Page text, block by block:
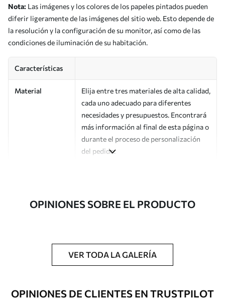
Nota: Las imágenes y los colores de los papeles pintados pueden
diferir ligeramente de las imágenes del sitio web. Esto depende de
la resolución y la configuración de su monitor, así como de las
condiciones de iluminación de su habitación.
Características
Material
Elija entre tres materiales de alta calidad,
cada uno adecuado para diferentes
necesidades y presupuestos. Encontrará
más información al final de esta página o
durante el proceso de personalización
del pedido.
artículo
Impreso bajo pedido y entregado en
rollos de hasta 50 cm de ancho.
Opciones
adicionales
Disponible con recubrimiento de barniz
y/o adhesivo para empapelar.
OPINIONES SOBRE EL PRODUCTO
VER TODA LA GALERÍA
OPINIONES DE CLIENTES EN TRUSTPILOT